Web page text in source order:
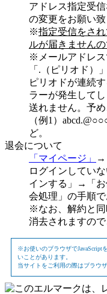
アドレス指定受
の変更をお願い致
※指定受信をさ
ルが届きません
※メールアドレス
「.（ピリオド）
ピリオドが連続
ラーが発生して
送れません。予め
（例1）
ど。
退会について
「マイページ」
→
ログインしてい
インする」→「
会処理」の手順で
※なお、解約と同
消去されますので
※お使いのブラウザでJavaScript
いことがあります。
当サイトをご利用の際はブラウ